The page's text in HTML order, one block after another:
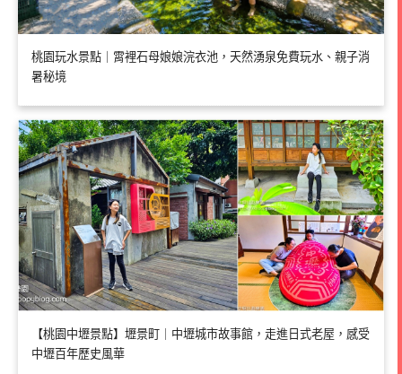
桃園玩水景點｜霄裡石母娘娘浣衣池，天然湧泉免費玩水、親子消
暑秘境
【桃園中壢景點】壢景町｜中壢城市故事館，走進日式老屋，感受
中壢百年歷史風華